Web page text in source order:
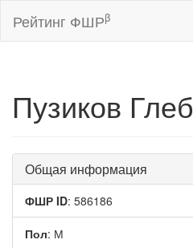
Рейтинг ФШРβ
Пузиков Глеб
Общая информация
ФШР ID: 586186
Пол: М